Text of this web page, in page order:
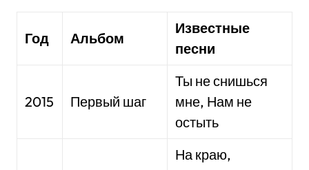
Год Альбом
Известные
песни
2015 Первый шаг
Ты не снишься
мне, Нам не
остыть
На краю,